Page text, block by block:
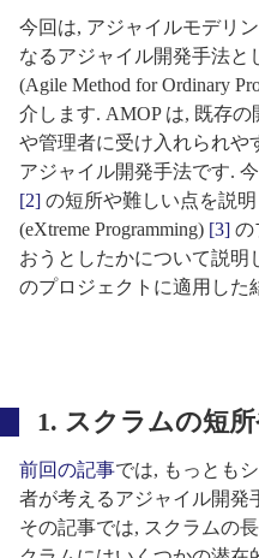
今回は, アジャイルモデリ
なるアジャイル開発手法と
(Agile Method for Ordinary
介します. AMOP は, 既存
や管理者に受け入れられや
アジャイル開発手法です.
[2] の短所や難しい点を説
(eXtreme Programming) [3] の
おうとしたかについて説明
のプロジェクトに適用した
1. スクラムの短
前回の記事では, もっとも
者が考えるアジャイル開発
その記事では, スクラムの